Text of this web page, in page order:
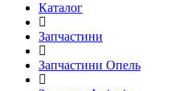
Каталог
Запчастини
Запчастини Опель